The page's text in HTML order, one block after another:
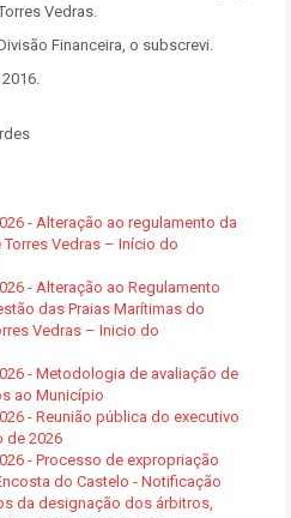
Vedras.
Financeira, o subscrevi.
- Alteração ao regulamento da
Torres Vedras – Início do
- Alteração ao Regulamento
das Praias Marítimas do
Vedras – Inicio do
- Metodologia de avaliação de
ao Município
- Reunião pública do executivo
de 2026
- Processo de expropriação
do Castelo - Notificação
da designação dos árbitros,